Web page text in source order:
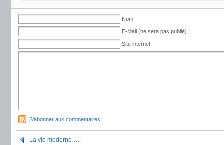
Nom
E-Mail (ne sera pas publié)
Site internet
S'abonner aux commentaires
La vie moderne…..